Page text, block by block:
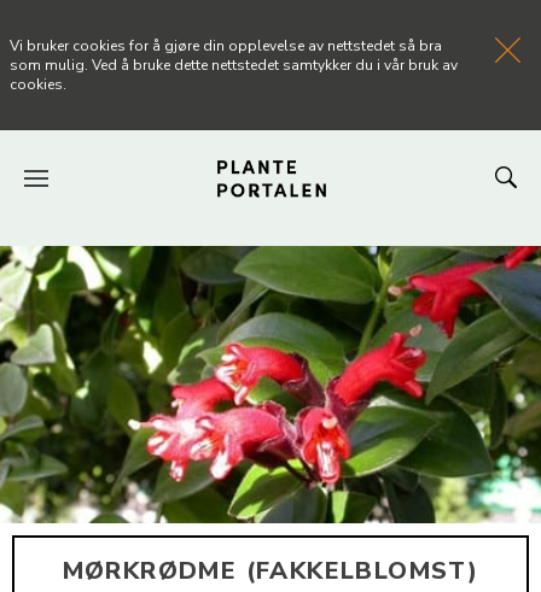
FORSIDEN
NYHETER
ARTIKLER
OM PLANTEPORTALEN
KONTAKT
Vi bruker cookies for å gjøre din opplevelse av nettstedet så bra
som mulig. Ved å bruke dette nettstedet samtykker du i vår bruk av
cookies.
MØRKRØDME (FAKKELBLOMST)